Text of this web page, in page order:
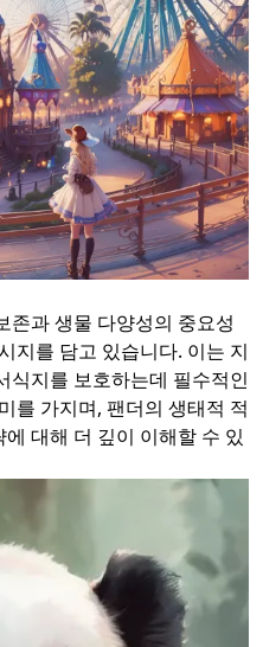
존과 생물 다양성의 중요성
지를 담고 있습니다. 이는 지
식지를 보호하는데 필수적인
를 가지며, 팬더의 생태적 적
대해 더 깊이 이해할 수 있